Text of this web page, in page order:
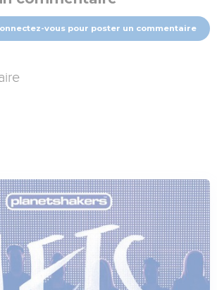
vous pour poster un commentaire